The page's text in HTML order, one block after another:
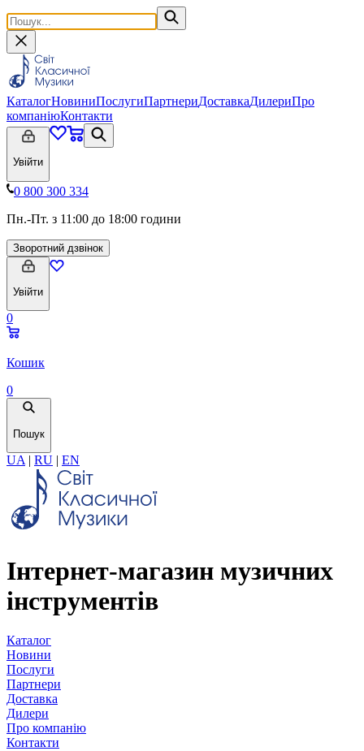
КаталогНовиниПослугиПартнериДоставкаДилериПро
компаніюКонтакти
Увійти
0 800 300 334
Пн.-Пт. з 11:00 до 18:00 години
Зворотний дзвінок
Увійти
0
Кошик
0
Пошук
UA | RU | EN
Інтернет-магазин музичних
інструментів
Каталог
Новини
Послуги
Партнери
Доставка
Дилери
Про компанію
Контакти